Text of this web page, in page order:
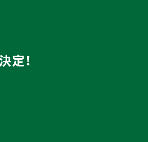
定！